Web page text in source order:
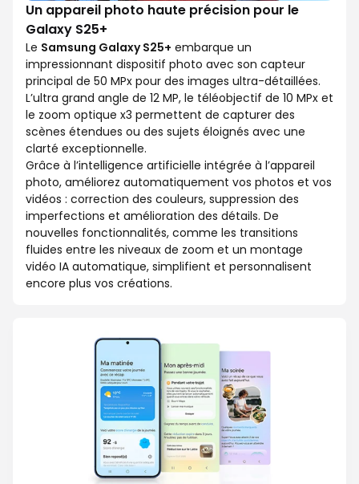
Un appareil photo haute précision pour le
Galaxy S25+
Le Samsung Galaxy S25+ embarque un
impressionnant dispositif photo avec son capteur
principal de 50 MPx pour des images ultra-détaillées.
L’ultra grand angle de 12 MP, le téléobjectif de 10 MPx et
le zoom optique x3 permettent de capturer des
scènes étendues ou des sujets éloignés avec une
clarté exceptionnelle.
Grâce à l’intelligence artificielle intégrée à l’appareil
photo, améliorez automatiquement vos photos et vos
vidéos : correction des couleurs, suppression des
imperfections et amélioration des détails. De
nouvelles fonctionnalités, comme les transitions
fluides entre les niveaux de zoom et un montage
vidéo IA automatique, simplifient et personnalisent
encore plus vos créations.